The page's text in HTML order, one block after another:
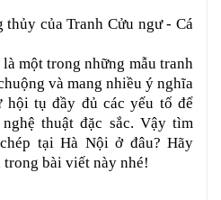
của Tranh Cửu ngư - Cá
một trong những mẫu tranh
và mang nhiều ý nghĩa
hội tụ đầy đủ các yếu tố để
thuật đặc sắc. Vậy tìm
tại Hà Nội ở đâu? Hãy
bài viết này nhé!